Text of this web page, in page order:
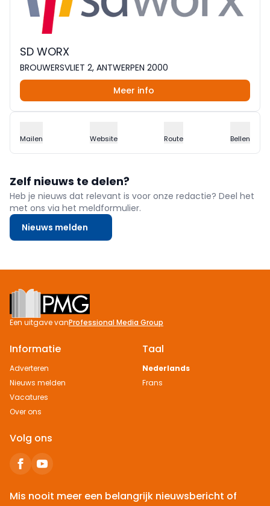
SD WORX
BROUWERSVLIET 2, ANTWERPEN 2000
Meer info
Mailen Website Route Bellen
Zelf nieuws te delen?
Heb je nieuws dat relevant is voor onze redactie? Deel het
met ons via het meldformulier.
Nieuws melden
Footer
Een uitgave vanProfessional Media Group
Informatie
Adverteren
Nieuws melden
Vacatures
Over ons
Taal
Nederlands
Frans
Volg ons
Mis nooit meer een belangrijk nieuwsbericht of